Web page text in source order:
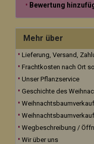
Bewertung
Mehr über
Lieferung, Versand,
Frachtkosten nach Ort
Unser Pflanzservice
Geschichte des
Wegbeschreibung /
Wir über uns